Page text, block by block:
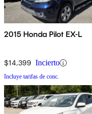
2015 Honda Pilot EX-L
$14,399 Incierto
Incluye tarifas de conc.